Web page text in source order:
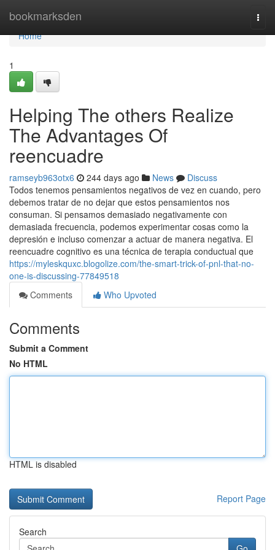
bookmarksden
Home
Home
1
Helping The others Realize
The Advantages Of
reencuadre
ramseyb963otx6 244 days ago News
Discuss
Todos tenemos pensamientos negativos de vez en cuando, pero
debemos tratar de no dejar que estos pensamientos nos
consuman. Si pensamos demasiado negativamente con
demasiada frecuencia, podemos experimentar cosas como la
depresión e incluso comenzar a actuar de manera negativa. El
reencuadre cognitivo es una técnica de terapia conductual que
https://myleskquxc.blogolize.com/the-smart-trick-of-pnl-that-no-
one-is-discussing-77849518
Comments
Who Upvoted
Comments
Submit a Comment
No HTML
HTML is disabled
Report Page
Search